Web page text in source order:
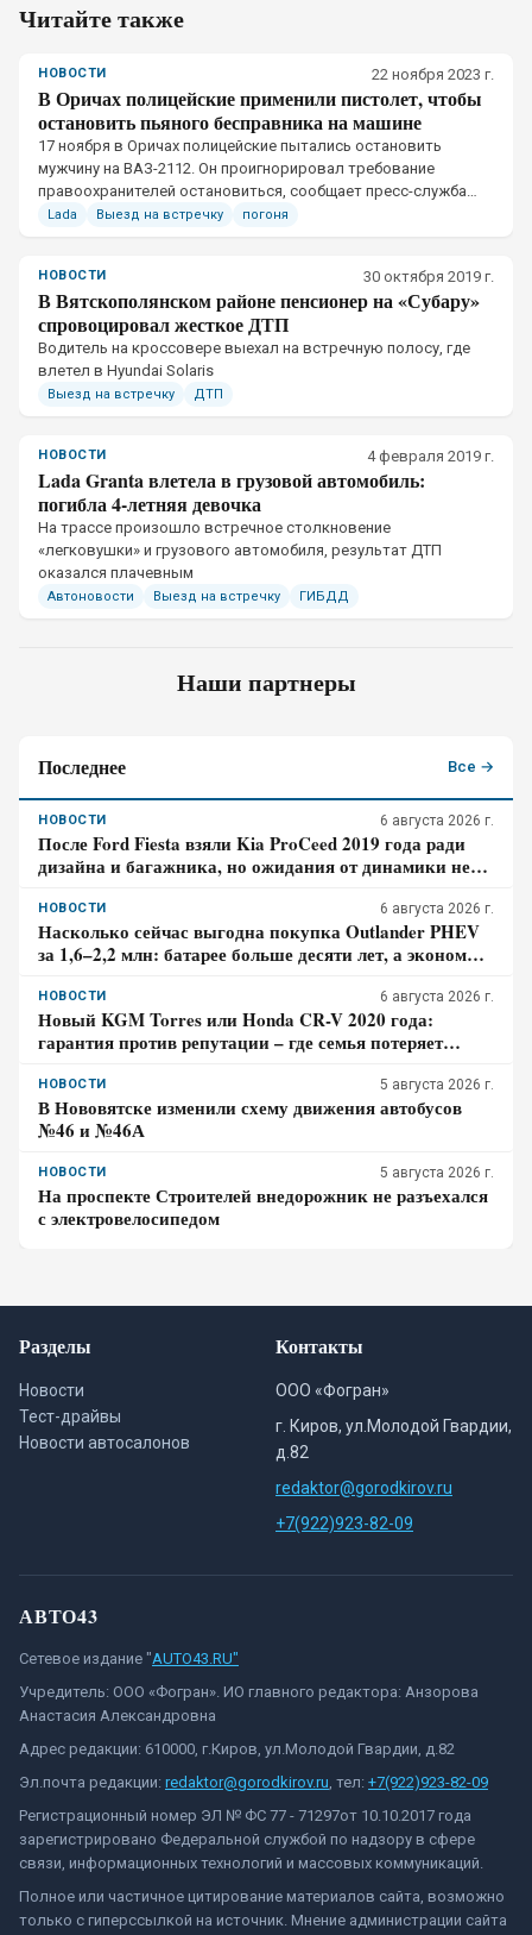
Читайте также
НОВОСТИ 22 ноября 2023 г.
В Оричах полицейские применили пистолет, чтобы
остановить пьяного бесправника на машине
17 ноября в Оричах полицейские пытались остановить
мужчину на ВАЗ-2112. Он проигнорировал требование
правоохранителей остановиться, сообщает пресс-служба
УМВД по Кировской области.
Lada Выезд на встречку погоня
НОВОСТИ 30 октября 2019 г.
В Вятскополянском районе пенсионер на «Субару»
спровоцировал жесткое ДТП
​Водитель на кроссовере выехал на встречную полосу, где
влетел в Hyundai Solaris
Выезд на встречку ДТП
НОВОСТИ 4 февраля 2019 г.
Lada Granta влетела в грузовой автомобиль:
погибла 4-летняя девочка
​На трассе произошло встречное столкновение
«легковушки» и грузового автомобиля, результат ДТП
оказался плачевным
Автоновости Выезд на встречку ГИБДД
Наши партнеры
Последнее Все →
НОВОСТИ 6 августа 2026 г.
После Ford Fiesta взяли Kia ProCeed 2019 года ради
дизайна и багажника, но ожидания от динамики не
НОВОСТИ 6 августа 2026 г.
Насколько сейчас выгодна покупка Outlander PHEV
за 1,6–2,2 млн: батарее больше десяти лет, а экономия
НОВОСТИ 6 августа 2026 г.
Новый KGM Torres или Honda CR-V 2020 года:
гарантия против репутации – где семья потеряет
НОВОСТИ 5 августа 2026 г.
В Нововятске изменили схему движения автобусов
№46 и №46А
НОВОСТИ 5 августа 2026 г.
На проспекте Строителей внедорожник не разъехался
с электровелосипедом
Разделы
Новости
Тест-драйвы
Новости автосалонов
Контакты
ООО «Фогран»
г. Киров, ул.Молодой Гвардии,
д.82
redaktor@gorodkirov.ru
+7(922)923-82-09
АВТО43
Сетевое издание "AUTO43.RU"
Учредитель: ООО «Фогран». ИО главного редактора: Анзорова
Анастасия Александровна
Адрес редакции: 610000, г.Киров, ул.Молодой Гвардии, д.82
Эл.почта редакции: redaktor@gorodkirov.ru, тел: +7(922)923-82-09
Регистрационный номер ЭЛ № ФС 77 - 71297от 10.10.2017 года
зарегистрировано Федеральной службой по надзору в сфере
связи, информационных технологий и массовых коммуникаций.
Полное или частичное цитирование материалов сайта, возможно
только с гиперссылкой на источник. Мнение администрации сайта